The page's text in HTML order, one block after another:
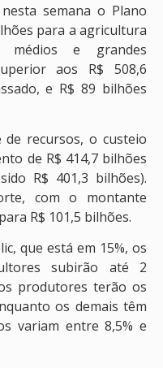
semana o Plano
para a agricultura
médios e grandes
aos R$ 508,6
e R$ 89 bilhões
de recursos, o custeio
de R$ 414,7 bilhões
R$ 401,3 bilhões).
com o montante
R$ 101,5 bilhões.
que está em 15%, os
subirão até 2
produtores terão os
os demais têm
variam entre 8,5% e